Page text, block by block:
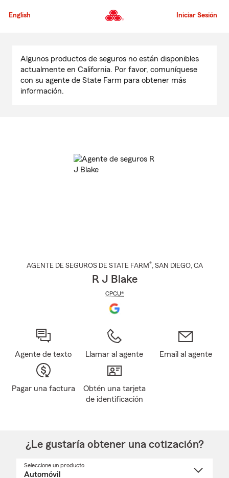
al
principal
English Iniciar Sesión
contenido
principal
Algunos productos de seguros no están disponibles
actualmente en California. Por favor, comuníquese
con su agente de State Farm para obtener más
información.
AGENTE DE SEGUROS DE STATE FARM®, SAN DIEGO, CA
R J Blake
CPCU®
Agente de texto Llamar al agente Email al agente
Pagar una factura
Obtén una tarjeta
de identificación
¿Le gustaría obtener una cotización?
Seleccione un producto